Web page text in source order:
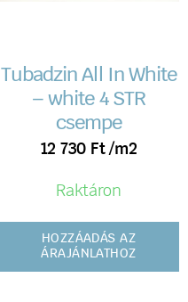
Tubadzin All In White
– white 4 STR
csempe
12 730 Ft /m2
Raktáron
HOZZÁADÁS AZ
ÁRAJÁNLATHOZ